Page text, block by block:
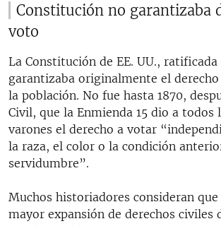
Constitución no garantizaba
voto
La Constitución de EE. UU., ratificada
garantizaba originalmente el
la población. No fue hasta 1870,
Civil, que la Enmienda 15 dio a todos
varones el derecho a votar
la raza, el color o la condición
servidumbre”.
Muchos historiadores consideran
mayor expansión de derechos civiles